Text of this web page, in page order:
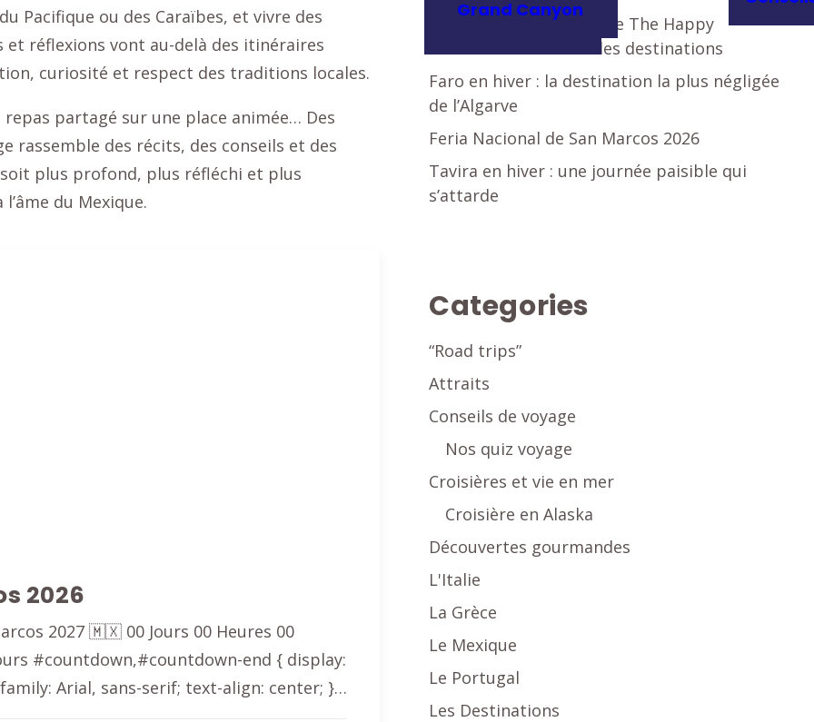
Grand Canyon
Pacifique ou des Caraïbes, et vivre des
réflexions vont au-delà des itinéraires
curiosité et respect des traditions locales.
partagé sur une place animée… Des
rassemble des récits, des conseils et des
plus profond, plus réfléchi et plus
du Mexique.
2026
2027 🇲🇽 00 Jours 00 Heures 00
#countdown,#countdown-end { display:
Arial, sans-serif; text-align: center; }…
L’indice d’accessibilité de The Happy
Traveler : évaluation des destinations
Faro en hiver : la destination la plus négligée
de l’Algarve
Feria Nacional de San Marcos 2026
Tavira en hiver : une journée paisible qui
s’attarde
Categories
“Road trips”
Attraits
Conseils de voyage
Nos quiz voyage
Croisières et vie en mer
Croisière en Alaska
Découvertes gourmandes
L'Italie
La Grèce
Le Mexique
Le Portugal
Les Destinations